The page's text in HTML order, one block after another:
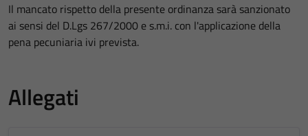
Il mancato rispetto della presente ordinanza sarà sanzionato
ai sensi del D.Lgs 267/2000 e s.m.i. con l'applicazione della
pena pecuniaria ivi prevista.
Allegati